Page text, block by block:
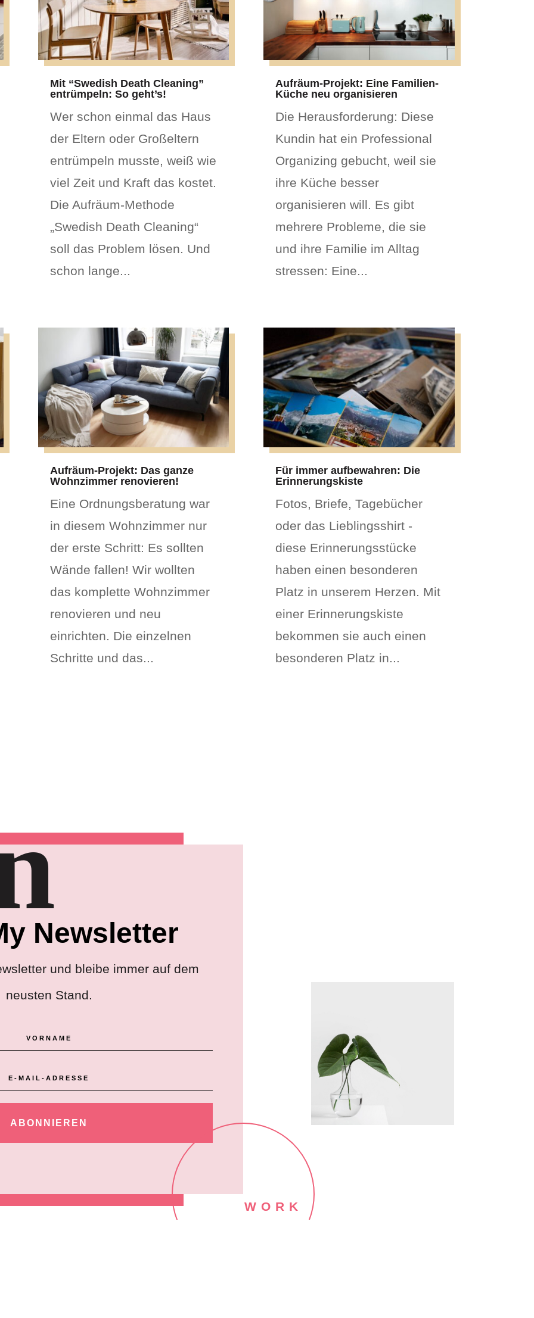
Mit “Swedish Death Cleaning”
entrümpeln: So geht’s!
Wer schon einmal das Haus
der Eltern oder Großeltern
entrümpeln musste, weiß wie
viel Zeit und Kraft das kostet.
Die Aufräum-Methode
„Swedish Death Cleaning“
soll das Problem lösen. Und
schon lange...
Aufräum-Projekt: Das ganze
Wohnzimmer renovieren!
Eine Ordnungsberatung war
in diesem Wohnzimmer nur
der erste Schritt: Es sollten
Wände fallen! Wir wollten
das komplette Wohnzimmer
renovieren und neu
einrichten. Die einzelnen
Schritte und das...
Aufräum-Projekt: Eine Familien-
Küche neu organisieren
Die Herausforderung: Diese
Kundin hat ein Professional
Organizing gebucht, weil sie
ihre Küche besser
organisieren will. Es gibt
mehrere Probleme, die sie
und ihre Familie im Alltag
stressen: Eine...
Für immer aufbewahren: Die
Erinnerungskiste
Fotos, Briefe, Tagebücher
oder das Lieblingsshirt -
diese Erinnerungsstücke
haben einen besonderen
Platz in unserem Herzen. Mit
einer Erinnerungskiste
bekommen sie auch einen
besonderen Platz in...
Newsletter
und bleibe immer auf dem
neusten Stand.
ABONNIEREN
WORK